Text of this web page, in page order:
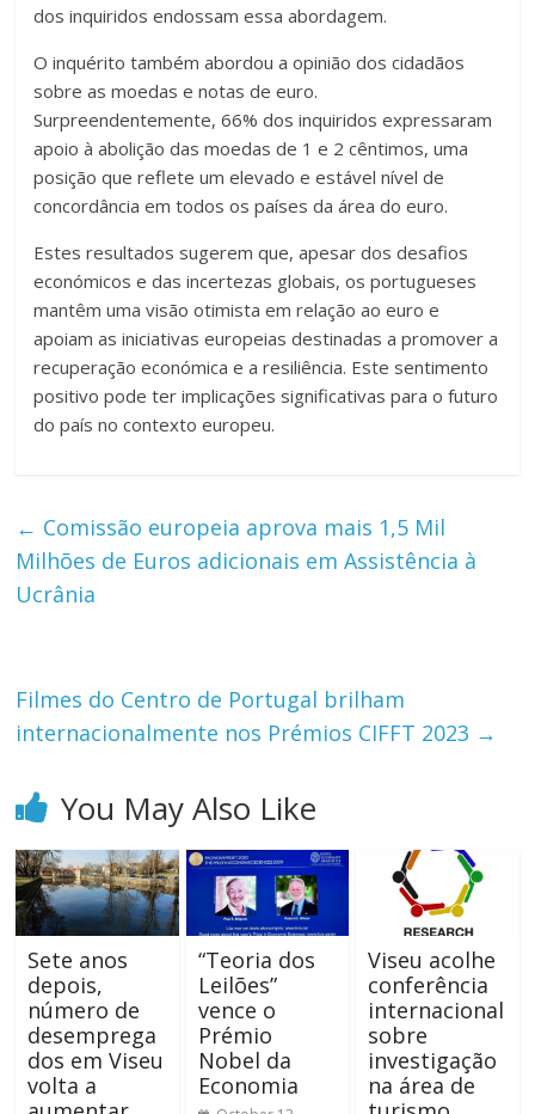
dos inquiridos endossam essa abordagem.
O inquérito também abordou a opinião dos cidadãos
sobre as moedas e notas de euro.
Surpreendentemente, 66% dos inquiridos expressaram
apoio à abolição das moedas de 1 e 2 cêntimos, uma
posição que reflete um elevado e estável nível de
concordância em todos os países da área do euro.
Estes resultados sugerem que, apesar dos desafios
económicos e das incertezas globais, os portugueses
mantêm uma visão otimista em relação ao euro e
apoiam as iniciativas europeias destinadas a promover a
recuperação económica e a resiliência. Este sentimento
positivo pode ter implicações significativas para o futuro
do país no contexto europeu.
← Comissão europeia aprova mais 1,5 Mil
Milhões de Euros adicionais em Assistência à
Ucrânia
Filmes do Centro de Portugal brilham
internacionalmente nos Prémios CIFFT 2023 →
You May Also Like
Sete anos
depois,
número de
desemprega
dos em Viseu
volta a
“Teoria dos
Leilões”
vence o
Prémio
Nobel da
Economia
Viseu acolhe
conferência
internacional
sobre
investigação
na área de